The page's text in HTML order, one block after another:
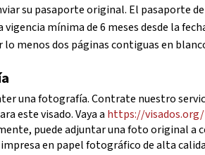
su pasaporte original. El pasaporte
vigencia mínima de 6 meses desde la
lo menos dos páginas contiguas en
una fotografía. Contrate nuestro
este visado. Vaya a https://
puede adjuntar una foto original a
en papel fotográfico de alta